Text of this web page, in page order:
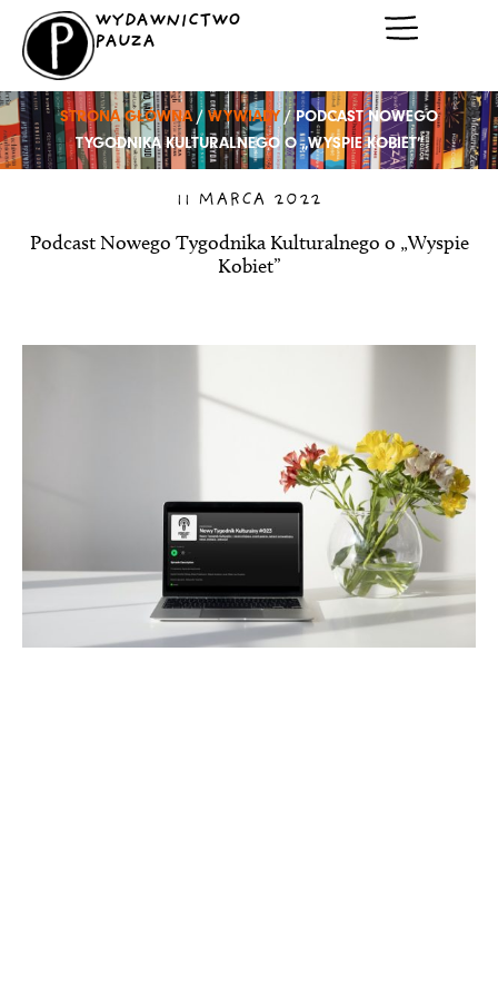
Przejdź
treści
WYDAWNICTWO
PAUZA
STRONA GŁÓWNA/ WYWIADY/ PODCAST NOWEGO
TYGODNIKA KULTURALNEGO O „WYSPIE KOBIET”
11 MARCA 2022
Podcast Nowego Tygodnika Kulturalnego o „Wyspie
Kobiet”